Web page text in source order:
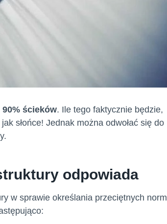
90% ścieków. Ile tego faktycznie będzie,
słońce! Jednak można odwołać się do
odpowiada
w sprawie określania przeciętnych norm